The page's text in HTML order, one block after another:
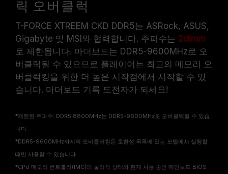
릭 오버클럭
T-FORCE XTREEM CKD DDR5는 ASRock, ASUS,
Gigabyte 및 MSI와 협력합니다. 주파수는 2dimm
로 제한됩니다. 마더보드는 DDR5-9600MHz로 오
버클럭될 수 있으므로 플레이어는 최고의 메모리 오
버클럭킹을 위한 더 높은 시작점에서 시작할 수 있
습니다. 마더보드 기록 도전자가 되세요!
*제한된 주파수: DDR5 8800MHz는 DDR5-9600MHz로 오버클럭될 수 있습
니다.
*DDR5-9600MHz까지의 오버클러킹은 호환성 목록에 있는 모델에서 실행할
때만 사용할 수 있습니다.
*CPU 메모리 컨트롤러(IMC)의 물리적 상태와 현재 사용 중인 메인보드 BIOS